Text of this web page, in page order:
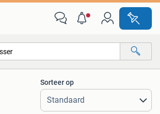
Alle afstanden…
Sorteer op